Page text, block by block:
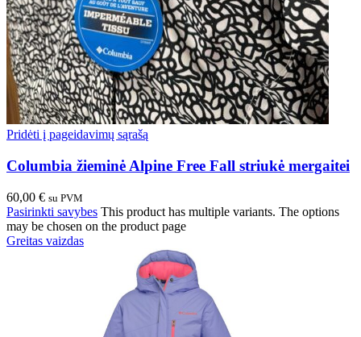
Pridėti į pageidavimų sąrašą
Columbia žieminė Alpine Free Fall striukė mergaitei
60,00 € su PVM
Pasirinkti savybes This product has multiple variants. The options
may be chosen on the product page
Greitas vaizdas